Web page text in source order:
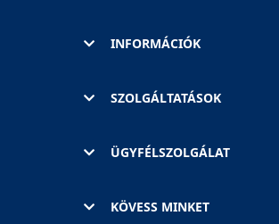
INFORMÁCIÓK
SZOLGÁLTATÁSOK
ÜGYFÉLSZOLGÁLAT
KÖVESS MINKET